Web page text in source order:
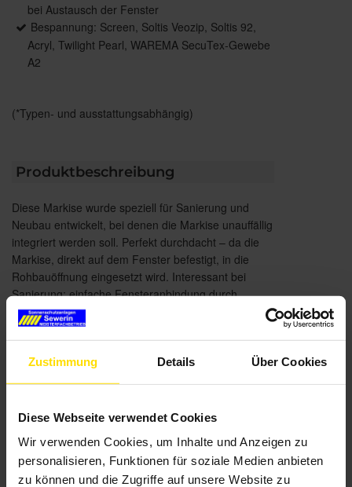
Zustimmung Details Über Cookies
Diese Webseite verwendet Cookies
Wir verwenden Cookies, um Inhalte und Anzeigen zu
personalisieren, Funktionen für soziale Medien anbieten
zu können und die Zugriffe auf unsere Website zu
bei Austausch der Fenster
Bespannung: Screen, Soltis Veozip, Soltis 92,
Acryl, Twilight Pearl, WAREMA SecuTex-Gewebe
A2
(*Typen- und ausstattungsabhängig)
Produktbeschreibung
Diese Markise wurde speziell für Sanierung und
Neubau entwickelt, bei denen die Markise unauffällig
integriert werden soll. Perfekt durchdacht – da die
Markise, direkt auf dem Fenster befestigt, in die
Rohbauöffnung eingesetzt wird. Interessant bei
Sanierung: einfache Fensteranbindung durch
Clipsystem, vorhandene Kästen können oft genutzt
werden und die Neubau-Aufsetz Markise hat
hervorragende Wärme- und Schalldämmwerte. So
geht Sanierung!
Brillante Extras
Fensteranbindung auf Wunsch optional über
Clipbefestigung